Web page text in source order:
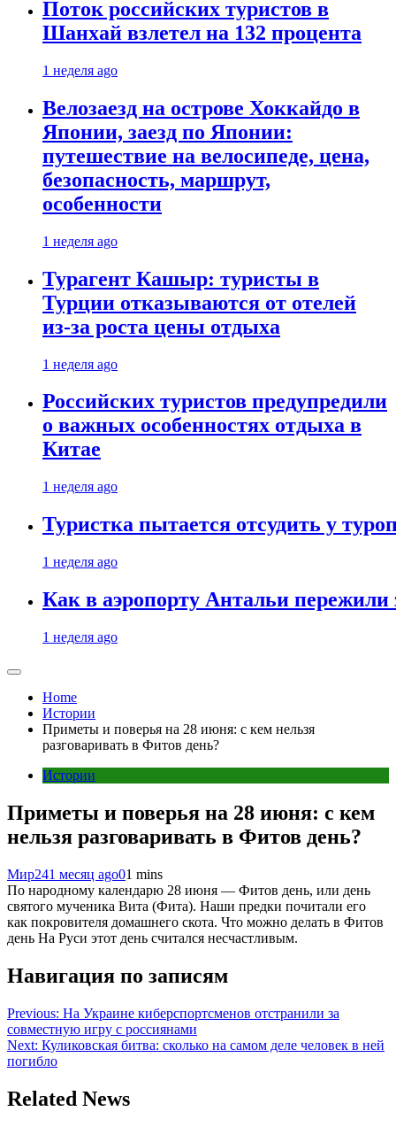
Поток российских туристов в
Шанхай взлетел на 132 процента
1 неделя ago
Велозаезд на острове Хоккайдо в
Японии, заезд по Японии:
путешествие на велосипеде, цена,
безопасность, маршрут,
особенности
1 неделя ago
Турагент Кашыр: туристы в
Турции отказываются от отелей
из-за роста цены отдыха
1 неделя ago
Российских туристов предупредили
о важных особенностях отдыха в
Китае
1 неделя ago
Туристка пытается отсудить у
1 неделя ago
Как в аэропорту Антальи
1 неделя ago
Home
Истории
Приметы и поверья на 28 июня: с кем нельзя
разговаривать в Фитов день?
Истории
Приметы и поверья на 28 июня: с кем
нельзя разговаривать в Фитов день?
Мир241 месяц ago01 mins
По народному календарю 28 июня — Фитов день, или день
святого мученика Вита (Фита). Наши предки почитали его
как покровителя домашнего скота. Что можно делать в Фитов
день На Руси этот день считался несчастливым.
Навигация по записям
Previous: На Украине киберспортсменов отстранили за
совместную игру с россиянами
Next: Куликовская битва: сколько на самом деле человек в ней
погибло
Related News